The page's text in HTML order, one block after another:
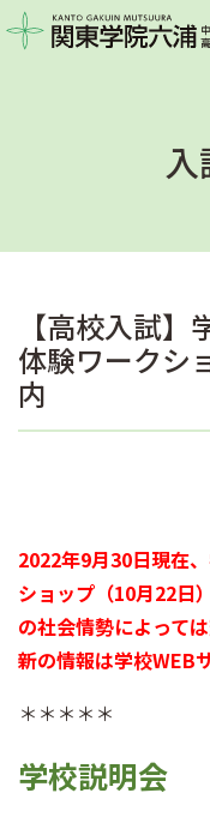
【高校入試
体験ワークシ
内
2022年9月30日現在
ショップ（10月22日
の社会情勢によって
新の情報は学校WEB
＊＊＊＊＊
学校説明会